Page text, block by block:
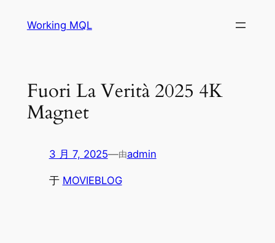
Working MQL
Fuori La Verità 2025 4K
Magnet
3 月 7, 2025—由admin
于 MOVIEBLOG